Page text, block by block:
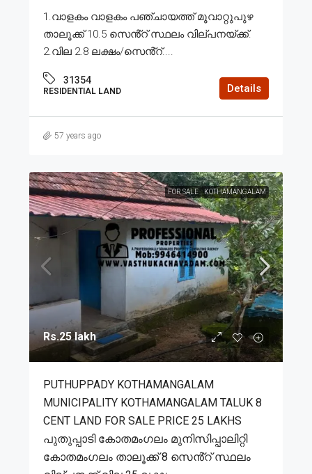
1.വാളകം വാളകം പഞ്ചായത്ത് മൂവാറ്റുപുഴ
താലൂക്ക് 10.5 സെൻ്റ് സ്ഥലം വില്പനയ്ക്ക്.
2.വില 2.8 ലക്ഷം/സെൻ്റ്....
31354
RESIDENTIAL LAND Details
57 years ago
FOR SALE KOTHAMANGALAM
Rs.25 lakh
PUTHUPPADY KOTHAMANGALAM
MUNICIPALITY KOTHAMANGALAM TALUK 8
CENT LAND FOR SALE PRICE 25 LAKHS
പുതുപ്പാടി കോതമംഗലം മുനിസിപ്പാലിറ്റി
കോതമംഗലം താലൂക്ക് 8 സെൻ്റ് സ്ഥലം